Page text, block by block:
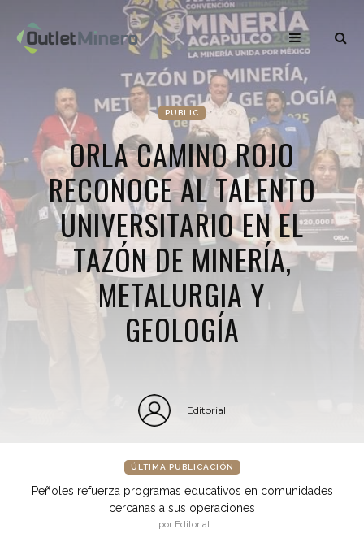
PUBLIC
ORLA CAMINO ROJO
RECONOCE AL TALENTO
UNIVERSITARIO EN EL
TAZÓN DE MINERÍA,
METALURGIA Y
GEOLOGÍA
Editorial
ÚLTIMA PUBLICACIÓN
Peñoles refuerza programas educativos en comunidades
cercanas a sus operaciones
por Editorial